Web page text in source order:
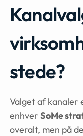
stede?
Valget af kanaler
enhver SoMe
overalt, men på